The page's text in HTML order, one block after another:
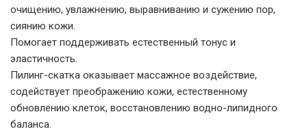
очищению, увлажнению, выравниванию и сужению пор,
сиянию кожи.
Помогает поддерживать естественный тонус и
эластичность.
Пилинг-скатка оказывает массажное воздействие,
содействует преображению кожи, естественному
обновлению клеток, восстановлению водно-липидного
баланса.